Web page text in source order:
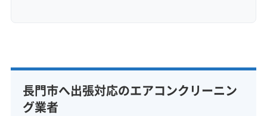
長門市へ出張対応のエアコンクリーニン
グ業者